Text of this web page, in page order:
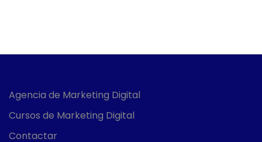
Agencia de Marketing Digital
Cursos de Marketing Digital
Contactar